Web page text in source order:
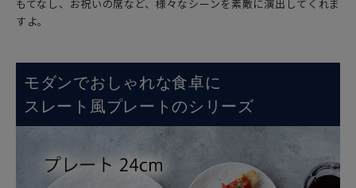
もてなし、お祝いの席など、様々なシーンを素敵に演出してくれま
すよ。
モダンでおしゃれな食卓に
スレート風プレートのシリーズ